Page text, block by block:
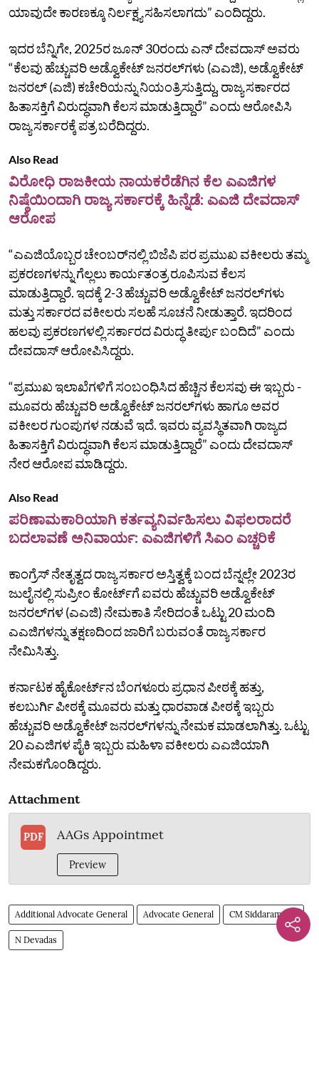
ಯಾವುದೇ ಕಾರಣಕ್ಕೂ ನಿರ್ಲಕ್ಷ್ಯ ಸಹಿಸಲಾಗದು” ಎಂದಿದ್ದರು.
ಇದರ ಬೆನ್ನಿಗೇ, 2025ರ ಜೂನ್‌ 30ರಂದು ಎನ್‌ ದೇವದಾಸ್‌ ಅವರು
“ಕೆಲವು ಹೆಚ್ಚುವರಿ ಅಡ್ವೊಕೇಟ್‌ ಜನರಲ್‌ಗಳು (ಎಎಜಿ), ಅಡ್ವೊಕೇಟ್‌
ಜನರಲ್‌ (ಎಜಿ) ಕಚೇರಿಯನ್ನು ನಿಯಂತ್ರಿಸುತ್ತಿದ್ದು, ರಾಜ್ಯ ಸರ್ಕಾರದ
ಹಿತಾಸಕ್ತಿಗೆ ವಿರುದ್ಧವಾಗಿ ಕೆಲಸ ಮಾಡುತ್ತಿದ್ದಾರೆ” ಎಂದು ಆರೋಪಿಸಿ
ರಾಜ್ಯ ಸರ್ಕಾರಕ್ಕೆ ಪತ್ರ ಬರೆದಿದ್ದರು.
Also Read
ವಿರೋಧಿ ರಾಜಕೀಯ ನಾಯಕರೆಡೆಗಿನ ಕೆಲ ಎಎಜಿಗಳ
ನಿಷ್ಠೆಯಿಂದಾಗಿ ರಾಜ್ಯ ಸರ್ಕಾರಕ್ಕೆ ಹಿನ್ನೆಡೆ: ಎಎಜಿ ದೇವದಾಸ್‌
ಆರೋಪ
“ಎಎಜಿಯೊಬ್ಬರ ಚೇಂಬರ್‌ನಲ್ಲಿ ಬಿಜೆಪಿ ಪರ ಪ್ರಮುಖ ವಕೀಲರು ತಮ್ಮ
ಪ್ರಕರಣಗಳನ್ನು ಗೆಲ್ಲಲು ಕಾರ್ಯತಂತ್ರ ರೂಪಿಸುವ ಕೆಲಸ
ಮಾಡುತ್ತಿದ್ದಾರೆ. ಇದಕ್ಕೆ 2-3 ಹೆಚ್ಚುವರಿ ಅಡ್ವೊಕೇಟ್‌ ಜನರಲ್‌ಗಳು
ಮತ್ತು ಸರ್ಕಾರದ ವಕೀಲರು ಸಲಹೆ ಸೂಚನೆ ನೀಡುತ್ತಾರೆ. ಇದರಿಂದ
ಹಲವು ಪ್ರಕರಣಗಳಲ್ಲಿ ಸರ್ಕಾರದ ವಿರುದ್ಧ ತೀರ್ಪು ಬಂದಿದೆ” ಎಂದು
ದೇವದಾಸ್‌ ಆರೋಪಿಸಿದ್ದರು.
“ಪ್ರಮುಖ ಇಲಾಖೆಗಳಿಗೆ ಸಂಬಂಧಿಸಿದ ಹೆಚ್ಚಿನ ಕೆಲಸವು ಈ ಇಬ್ಬರು -
ಮೂವರು ಹೆಚ್ಚುವರಿ ಅಡ್ವೊಕೇಟ್‌ ಜನರಲ್‌ಗಳು ಹಾಗೂ ಅವರ
ವಕೀಲರ ಗುಂಪುಗಳ ನಡುವೆ ಇದೆ. ಇವರು ವ್ಯವಸ್ಥಿತವಾಗಿ ರಾಜ್ಯದ
ಹಿತಾಸಕ್ತಿಗೆ ವಿರುದ್ಧವಾಗಿ ಕೆಲಸ ಮಾಡುತ್ತಿದ್ದಾರೆ” ಎಂದು ದೇವದಾಸ್‌
ನೇರ ಆರೋಪ ಮಾಡಿದ್ದರು.
Also Read
ಪರಿಣಾಮಕಾರಿಯಾಗಿ ಕರ್ತವ್ಯನಿರ್ವಹಿಸಲು ವಿಫಲರಾದರೆ
ಬದಲಾವಣೆ ಅನಿವಾರ್ಯ: ಎಎಜಿಗಳಿಗೆ ಸಿಎಂ ಎಚ್ಚರಿಕೆ
ಕಾಂಗ್ರೆಸ್‌ ನೇತೃತ್ವದ ರಾಜ್ಯ ಸರ್ಕಾರ ಅಸ್ತಿತ್ವಕ್ಕೆ ಬಂದ ಬೆನ್ನಲ್ಲೇ 2023ರ
ಜುಲೈನಲ್ಲಿ ಸುಪ್ರೀಂ ಕೋರ್ಟ್‌ಗೆ ಐವರು ಹೆಚ್ಚುವರಿ ಅಡ್ವೊಕೇಟ್‌
ಜನರಲ್‌ಗಳ (ಎಎಜಿ) ನೇಮಕಾತಿ ಸೇರಿದಂತೆ ಒಟ್ಟು 20 ಮಂದಿ
ಎಎಜಿಗಳನ್ನು ತಕ್ಷಣದಿಂದ ಜಾರಿಗೆ ಬರುವಂತೆ ರಾಜ್ಯ ಸರ್ಕಾರ
ನೇಮಿಸಿತ್ತು.
ಕರ್ನಾಟಕ ಹೈಕೋರ್ಟ್‌ನ ಬೆಂಗಳೂರು ಪ್ರಧಾನ ಪೀಠಕ್ಕೆ ಹತ್ತು,
ಕಲಬುರ್ಗಿ ಪೀಠಕ್ಕೆ ಮೂವರು ಮತ್ತು ಧಾರವಾಡ ಪೀಠಕ್ಕೆ ಇಬ್ಬರು
ಹೆಚ್ಚುವರಿ ಅಡ್ವೊಕೇಟ್‌ ಜನರಲ್‌ಗಳನ್ನು ನೇಮಕ ಮಾಡಲಾಗಿತ್ತು. ಒಟ್ಟು
20 ಎಎಜಿಗಳ ಪೈಕಿ ಇಬ್ಬರು ಮಹಿಳಾ ವಕೀಲರು ಎಎಜಿಯಾಗಿ
ನೇಮಕಗೊಂಡಿದ್ದರು.
Attachment
PDF AAGs Appointmet
Preview
Additional Advocate General Advocate General CM Siddaramaiah
N Devadas